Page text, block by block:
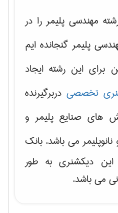
مهندسی پلیمر را در
پلیمر گنجانده ایم
برای این رشته ایجاد
تخصصی دربرگیرنده
های صنایع پلیمر و
می باشد. بانک
دیکشنری به طور
می باشد.